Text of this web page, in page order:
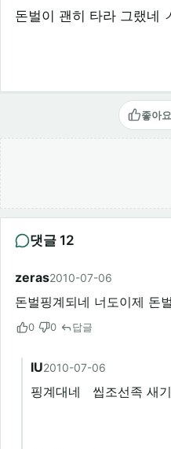
돈벌이 괜히 타라 그랬네
좋아
댓글 12
zeras2010-07-06
돈벌핑계되네 너도이제 돈
0 0 답글
IU2010-07-06
핑계대네 씹조선족 새